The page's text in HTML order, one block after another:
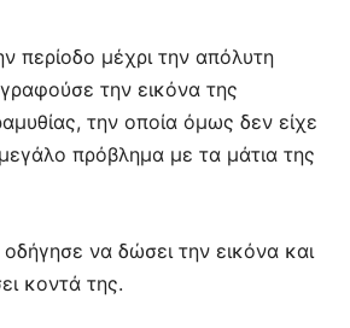
περίοδο μέχρι την απόλυτη
την εικόνα της
την οποία όμως δεν είχε
πρόβλημα με τα μάτια της
να δώσει την εικόνα και
κοντά της.